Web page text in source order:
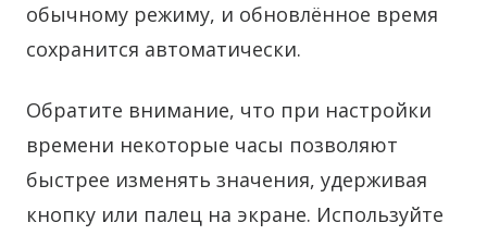
обычному режиму, и обновлённое время
сохранится автоматически.
Обратите внимание, что при настройки
времени некоторые часы позволяют
быстрее изменять значения, удерживая
кнопку или палец на экране. Используйте